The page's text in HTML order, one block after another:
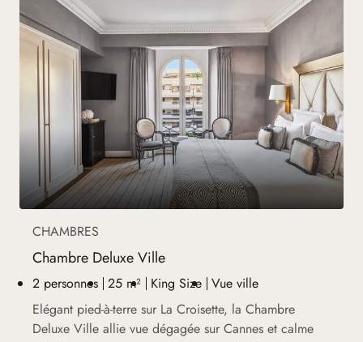
CHAMBRES
Chambre Deluxe Ville
2 personnes 25 m² King Size Vue ville
Elégant pied-à-terre sur La Croisette, la Chambre
Deluxe Ville allie vue dégagée sur Cannes et calme